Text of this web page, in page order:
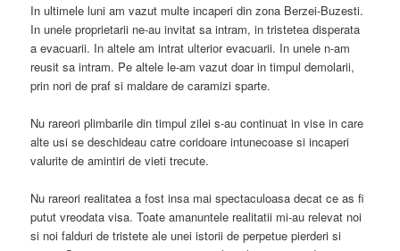
In ultimele luni am vazut multe incaperi din zona Berzei-Buzesti.
In unele proprietarii ne-au invitat sa intram, in tristetea disperata
a evacuarii. In altele am intrat ulterior evacuarii. In unele n-am
reusit sa intram. Pe altele le-am vazut doar in timpul demolarii,
prin nori de praf si maldare de caramizi sparte.
Nu rareori plimbarile din timpul zilei s-au continuat in vise in care
alte usi se deschideau catre coridoare intunecoase si incaperi
valurite de amintiri de vieti trecute.
Nu rareori realitatea a fost insa mai spectaculoasa decat ce as fi
putut vreodata visa. Toate amanuntele realitatii mi-au relevat noi
si noi falduri de tristete ale unei istorii de perpetue pierderi si